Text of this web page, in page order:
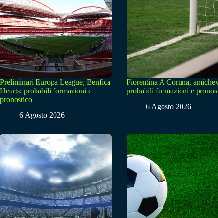
Preliminari Europa League, Benfica
Hearts: probabili formazioni e
pronostico
6 Agosto 2026
Fiorentina A Coruna,
probabili formazioni e
6 Agosto 2026